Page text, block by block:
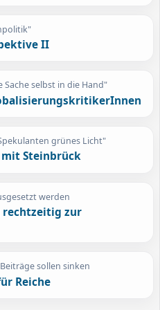
II
selbst in die Hand"
grünes Licht"
Steinbrück
werden
rechtzeitig zur
sollen sinken
Reiche